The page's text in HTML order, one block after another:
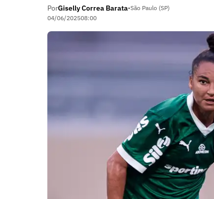
PorGiselly Correa Barata•São Paulo (SP)
04/06/202508:00